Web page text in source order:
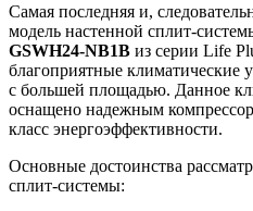
Самая последняя и,
модель настенной сплит-
GSWH24-NB1B из серии Life
благоприятные
с большей площадью. Данное
оснащено надежным
класс энергоэффективности.
Основные достоинства
сплит-системы: